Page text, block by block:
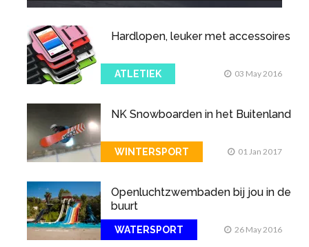
Hardlopen, leuker met accessoires
ATLETIEK 03 May 2016
NK Snowboarden in het Buitenland
WINTERSPORT 01 Jan 2017
Openluchtzwembaden bij jou in de
buurt
WATERSPORT 26 May 2016